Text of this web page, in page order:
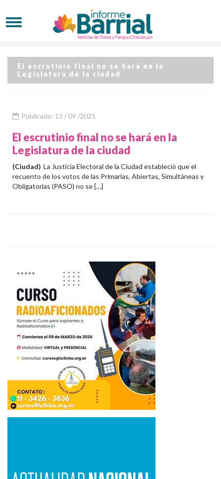
El escrutinio final no se hará en la
Legislatura de la ciudad
Publicado: 13 / 09 /2021
El escrutinio final no se hará en la
Legislatura de la ciudad
(Ciudad) La Justicia Electoral de la Ciudad estableció que el
recuento de los votos de las Primarias, Abiertas, Simultáneas y
Obligatorias (PASO) no se […]